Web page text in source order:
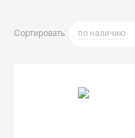
+7 800 500-31-47
Сортировать: по наличию